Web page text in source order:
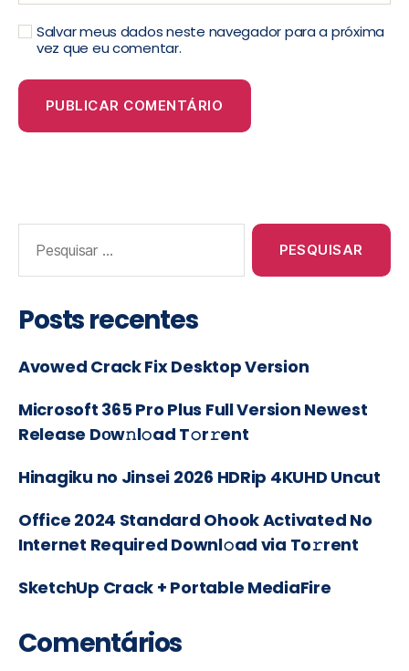
Salvar meus dados neste navegador para a próxima
vez que eu comentar.
Posts recentes
Avowed Crack Fix Desktop Version
Microsoft 365 Pro Plus Full Version Newest
Release Dоw𝚗l𝚘ad T𝚘r𝚛ent
Hinagiku no Jinsei 2026 HDRip 4KUHD Uncut
Office 2024 Standard Ohook Activated No
Internet Required Downl𝚘ad via To𝚛rent
SketchUp Crack + Portable MediaFire
Comentários